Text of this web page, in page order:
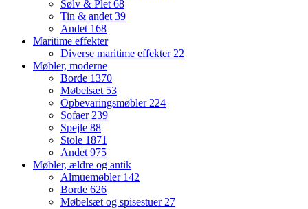
Sølv & Plet 68
Tin & andet 39
Andet 168
Maritime effekter
Diverse maritime effekter 22
Møbler, moderne
Borde 1370
Møbelsæt 53
Opbevaringsmøbler 224
Sofaer 239
Spejle 88
Stole 1871
Andet 975
Møbler, ældre og antik
Almuemøbler 142
Borde 626
Møbelsæt og spisestuer 27